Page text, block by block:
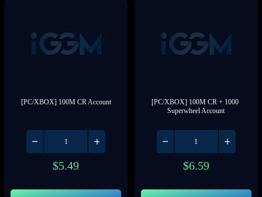
[PC/XBOX] 100M CR Account
$5.49
[PC/XBOX] 100M CR + 1000
Superwheel Account
$6.59